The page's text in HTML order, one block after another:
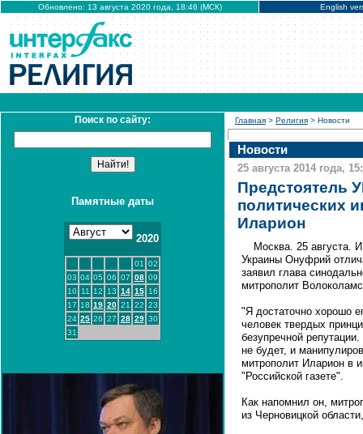
Обновлено: 13 августа 2020 года, 18:46 (МСК) English
Поиск по сайту:
Памятные даты
2020
01
02
03 04 05 06 07 08 09
10
11 12 13 14 15 16
17 18 19 20 21 22 23
24 25 26 27 28 29 30
31
Главная > Религия > Новости
Новости
25 августа 2014 года,
Предстоятель
политических
Иларион
Москва. 25 августа.
Украины Онуфрий
заявил глава
митрополит
"Я достаточно хорошо
человек твердых
безупречной
не будет, и
митрополит Иларион в
"Российской газете".
Как напомнил он,
из Черновицкой